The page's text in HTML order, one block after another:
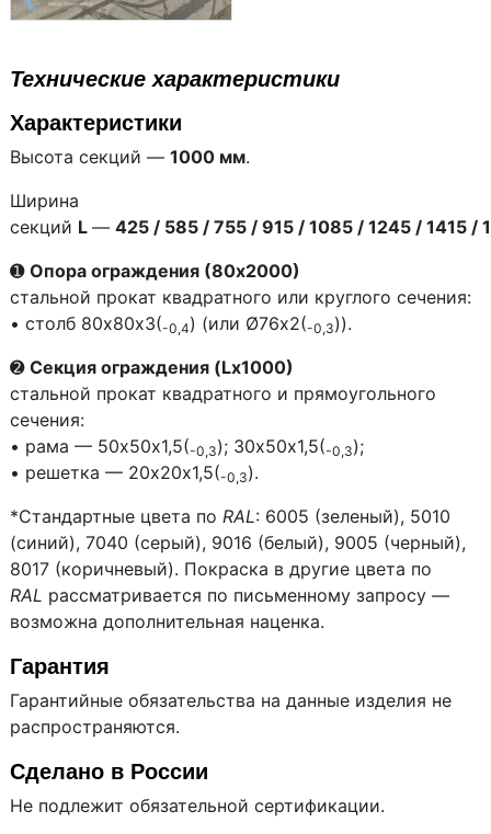
Технические характеристики
Характеристики
Высота секций — 1000 мм.
Ширина
секций L — 425 / 585 / 755 / 915 / 1085 / 1245 / 1415 /
➊ Опора ограждения (80х2000)
стальной прокат квадратного или круглого сечения:
• столб 80х80х3(-0,4) (или Ø76х2(-0,3)).
➋ Секция ограждения (Lх1000)
стальной прокат квадратного и прямоугольного
сечения:
• рама — 50х50х1,5(-0,3); 30х50х1,5(-0,3);
• решетка — 20х20х1,5(-0,3).
*Стандартные цвета по RAL: 6005 (зеленый), 5010
(синий), 7040 (серый), 9016 (белый), 9005 (черный),
8017 (коричневый). Покраска в другие цвета по
RAL рассматривается по письменному запросу —
возможна дополнительная наценка.
Гарантия
Гарантийные обязательства на данные изделия не
распространяются.
Сделано в России
Не подлежит обязательной сертификации.